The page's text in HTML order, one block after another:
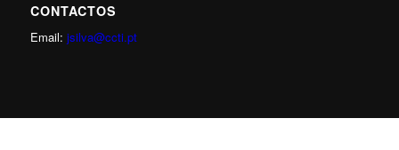
CONTACTOS
Email: jsilva@ccti.pt